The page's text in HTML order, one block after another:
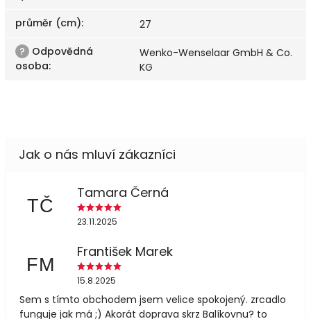
průměr (cm):
27
? Odpovědná
osoba:
Wenko-Wenselaar GmbH & Co.
KG
TČ
Tamara Černá
23.11.2025
FM
František Marek
15.8.2025
Sem s tímto obchodem jsem velice spokojený. zrcadlo
funguje jak má ;) Akorát doprava skrz Balíkovnu? to